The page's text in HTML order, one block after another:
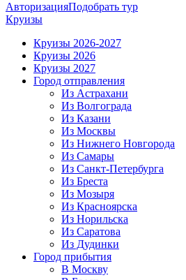
АвторизацияПодобрать тур
Круизы
Круизы 2026-2027
Круизы 2026
Круизы 2027
Город отправления
Из Астрахани
Из Волгограда
Из Казани
Из Москвы
Из Нижнего Новгорода
Из Самары
Из Санкт-Петербурга
Из Бреста
Из Мозыря
Из Красноярска
Из Норильска
Из Саратова
Из Дудинки
Город прибытия
В Москву